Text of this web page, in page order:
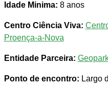
Idade Minima: 8 anos
Centro Ciência Viva:
Proença-a-Nova
Entidade Parceira:
Ponto de encontro: Largo